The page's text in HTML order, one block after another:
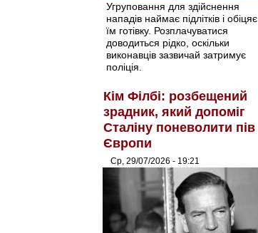
Угруповання для здійснення
нападів наймає підлітків і обіцяє
їм готівку. Розплачуватися
доводиться рідко, оскільки
виконавців зазвичай затримує
поліція.
Кім Філбі: розбещений
зрадник, який допоміг
Сталіну поневолити пів
Європи
Ср, 29/07/2026 - 19:21